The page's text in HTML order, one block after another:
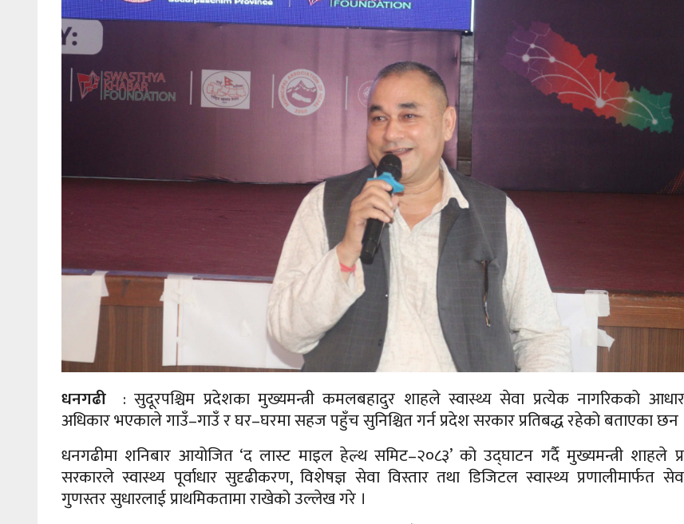
धनगढी : सुदूरपश्चिम प्रदेशका मुख्यमन्त्री कमलबहादुर शाहले स्वास्थ्य सेवा प्रत्येक नागरिकको
अधिकार भएकाले गाउँ–गाउँ र घर–घरमा सहज पहुँच सुनिश्चित गर्न प्रदेश सरकार प्रतिबद्ध रहेको बताएका छन
धनगढीमा शनिबार आयोजित ‘द लास्ट माइल हेल्थ समिट–२०८३’ को उद्घाटन गर्दै मुख्यमन्त्री शाहले
सरकारले स्वास्थ्य पूर्वाधार सुदृढीकरण, विशेषज्ञ सेवा विस्तार तथा डिजिटल स्वास्थ्य प्रणालीमार्फत
गुणस्तर सुधारलाई प्राथमिकतामा राखेको उल्लेख गरे ।